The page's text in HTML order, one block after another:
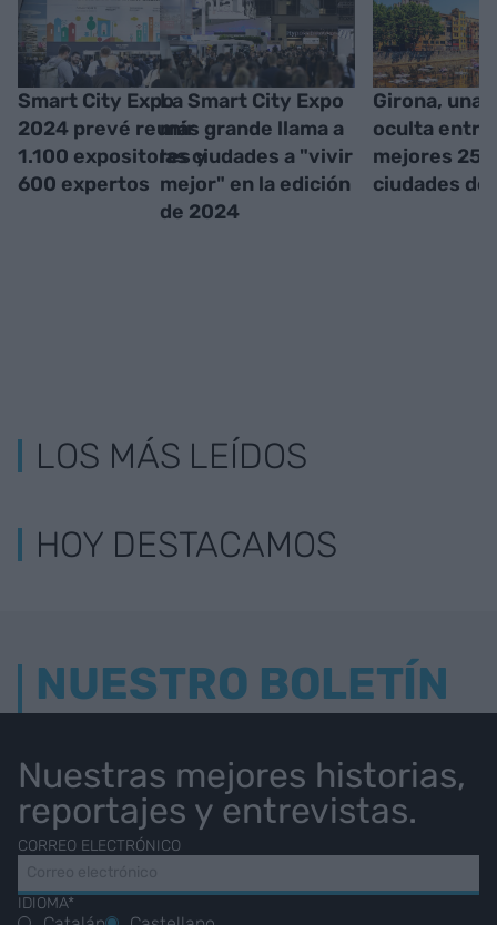
Smart City Expo
2024 prevé reunir
1.100 expositores y
600 expertos
La Smart City Expo
más grande llama a
las ciudades a "vivir
mejor" en la edición
de 2024
Girona, una
oculta entre
mejores 25
ciudades
LOS MÁS LEÍDOS
HOY DESTACAMOS
NUESTRO BOLETÍN
Nuestras mejores historias,
reportajes y entrevistas.
CORREO ELECTRÓNICO
IDIOMA*